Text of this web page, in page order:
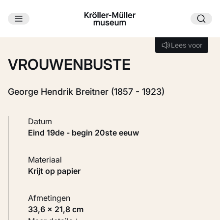
Ga naar hoofdinhoud
Lees voor
Lees voor
VROUWENBUSTE
George Hendrik Breitner (1857 - 1923)
Datum
eind 19de - begin 20ste eeuw
Materiaal
Krijt op papier
Afmetingen
33,6 × 21,8 cm